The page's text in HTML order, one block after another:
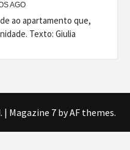
AGO
ao apartamento que,
Texto: Giulia
| Magazine 7by AF themes.